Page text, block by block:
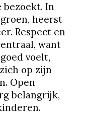
bezoekt. In
heerst
Respect en
want
voelt,
op zijn
Open
belangrijk,